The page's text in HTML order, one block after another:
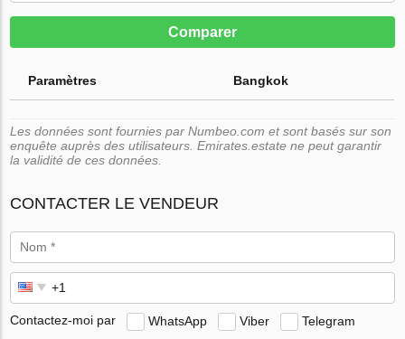
Comparer
Paramètres Bangkok
Les données sont fournies par Numbeo.com et sont basés sur son
enquête auprès des utilisateurs. Emirates.estate ne peut garantir
la validité de ces données.
CONTACTER LE VENDEUR
Contactez-moi par WhatsApp Viber Telegram